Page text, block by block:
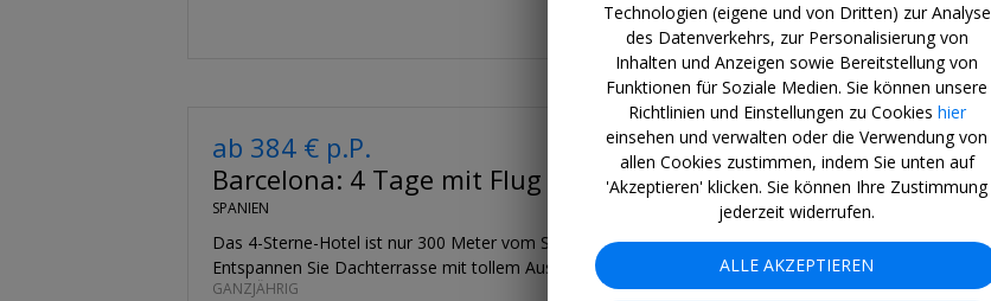
ab 384 € p.P.
Barcelona: 4 Tage mit Flug
SPANIEN
Das 4-Sterne-Hotel ist nur 300 Meter vom Strand entfernt.
Entspannen Sie Dachterrasse mit tollem Ausblick & Pool.
GANZJÄHRIG
Technologien (eigene und von Dritten) zur Analyse
des Datenverkehrs, zur Personalisierung von
Inhalten und Anzeigen sowie Bereitstellung von
Funktionen für Soziale Medien. Sie können unsere
Richtlinien und Einstellungen zu Cookies hier
einsehen und verwalten oder die Verwendung von
allen Cookies zustimmen, indem Sie unten auf
'Akzeptieren' klicken. Sie können Ihre Zustimmung
jederzeit widerrufen.
ALLE AKZEPTIEREN